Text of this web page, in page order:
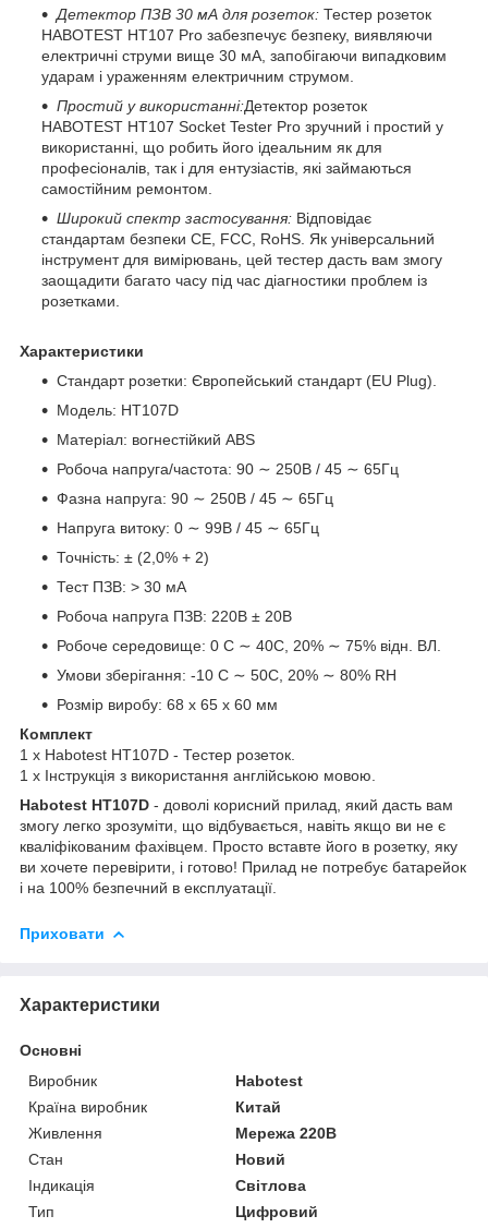
Детектор ПЗВ 30 мА для розеток: Тестер розеток
HABOTEST HT107 Pro забезпечує безпеку, виявляючи
електричні струми вище 30 мА, запобігаючи випадковим
ударам і ураженням електричним струмом.
Простий у використанні:Детектор розеток
HABOTEST HT107 Socket Tester Pro зручний і простий у
використанні, що робить його ідеальним як для
професіоналів, так і для ентузіастів, які займаються
самостійним ремонтом.
Широкий спектр застосування: Відповідає
стандартам безпеки CE, FCC, RoHS. Як універсальний
інструмент для вимірювань, цей тестер дасть вам змогу
заощадити багато часу під час діагностики проблем із
розетками.
Характеристики
Стандарт розетки: Європейський стандарт (EU Plug).
Модель: HT107D
Матеріал: вогнестійкий ABS
Робоча напруга/частота: 90 ∼ 250В / 45 ∼ 65Гц
Фазна напруга: 90 ∼ 250В / 45 ∼ 65Гц
Напруга витоку: 0 ∼ 99В / 45 ∼ 65Гц
Точність: ± (2,0% + 2)
Тест ПЗВ: > 30 мА
Робоча напруга ПЗВ: 220В ± 20В
Робоче середовище: 0 C ∼ 40C, 20% ∼ 75% відн. ВЛ.
Умови зберігання: -10 C ∼ 50C, 20% ∼ 80% RH
Розмір виробу: 68 x 65 x 60 мм
Комплект
1 x Habotest HT107D - Тестер розеток.
1 x Інструкція з використання англійською мовою.
Habotest HT107D - доволі корисний прилад, який дасть вам
змогу легко зрозуміти, що відбувається, навіть якщо ви не є
кваліфікованим фахівцем. Просто вставте його в розетку, яку
ви хочете перевірити, і готово! Прилад не потребує батарейок
і на 100% безпечний в експлуатації.
Приховати
Характеристики
Основні
Виробник
Habotest
Країна виробник
Китай
Живлення
Мережа 220В
Стан
Новий
Індикація
Світлова
Тип
Цифровий